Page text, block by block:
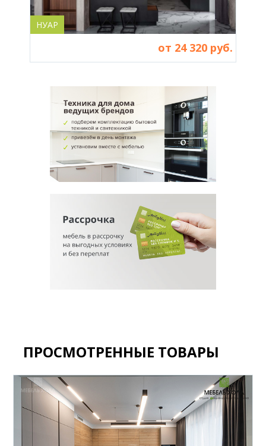
НУАР
от 24 320 руб.
ПРОСМОТРЕННЫЕ ТОВАРЫ